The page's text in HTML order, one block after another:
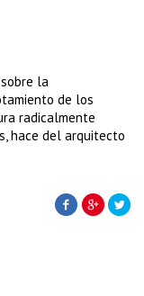
la
de los
radicalmente
hace del arquitecto